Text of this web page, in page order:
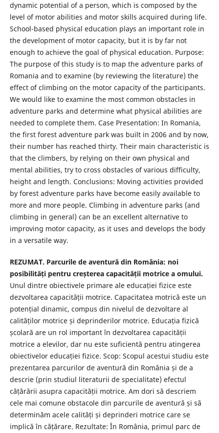
dynamic potential of a person, which is composed by the
level of motor abilities and motor skills acquired during life.
School-based physical education plays an important role in
the development of motor capacity, but it is by far not
enough to achieve the goal of physical education. Purpose:
The purpose of this study is to map the adventure parks of
Romania and to examine (by reviewing the literature) the
effect of climbing on the motor capacity of the participants.
We would like to examine the most common obstacles in
adventure parks and determine what physical abilities are
needed to complete them. Case Presentation: In Romania,
the first forest adventure park was built in 2006 and by now,
their number has reached thirty. Their main characteristic is
that the climbers, by relying on their own physical and
mental abilities, try to cross obstacles of various difficulty,
height and length. Conclusions: Moving activities provided
by forest adventure parks have become easily available to
more and more people. Climbing in adventure parks (and
climbing in general) can be an excellent alternative to
improving motor capacity, as it uses and develops the body
in a versatile way.
REZUMAT. Parcurile de aventură din România: noi
posibilități pentru creșterea capacității motrice a omului.
Unul dintre obiectivele primare ale educației fizice este
dezvoltarea capacității motrice. Capacitatea motrică este un
potențial dinamic, compus din nivelul de dezvoltare al
calităților motrice și deprinderilor motrice. Educația fizică
școlară are un rol important în dezvoltarea capacității
motrice a elevilor, dar nu este suficientă pentru atingerea
obiectivelor educației fizice. Scop: Scopul acestui studiu este
prezentarea parcurilor de aventură din România și de a
descrie (prin studiul literaturii de specialitate) efectul
cățărării asupra capacității motrice. Am dori să descriem
cele mai comune obstacole din parcurile de aventură și să
determinăm acele calități și deprinderi motrice care se
implică în cățărare. Rezultate: În România, primul parc de